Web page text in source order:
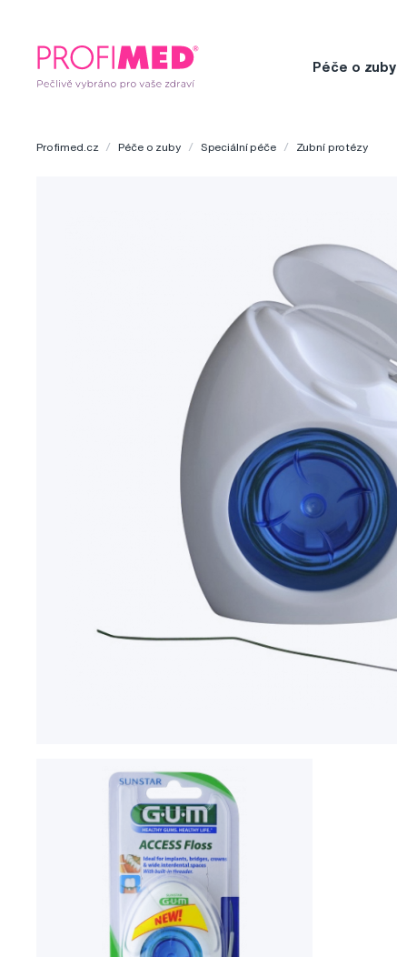
Péče o zuby
Profimed.cz Péče o zuby Speciální péče Zubní protézy